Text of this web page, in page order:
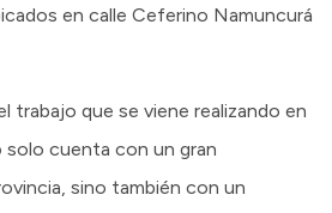
en calle Ceferino Namuncurá
trabajo que se viene realizando en
solo cuenta con un gran
sino también con un